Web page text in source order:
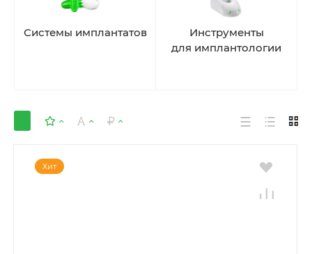
Системы имплантатов
Инструменты
для имплантологии
Хит